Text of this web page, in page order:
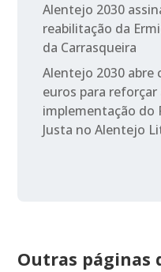
Alentejo 2030
reabilitação da
da Carrasqueira
Alentejo 2030 abre
euros para reforçar
implementação do
Justa no Alentejo
Outras páginas